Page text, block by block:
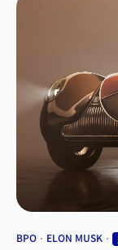
전 세계 배터리 업계가
기술을 구현하지 못했
크기가 다르고 서로
때문입니다. 기존에 니
용매로 활용되는 엔
폴리테트라플루오로
업계에서는 "달걀이나
매우 어려운 공정"이
비용절감이렇게 어려
혁신을 공개하게 되는
때문입니다. 머스크
가져올 수 있다고 기대
기술은 2만 5000달러
BPO ELON MUSK